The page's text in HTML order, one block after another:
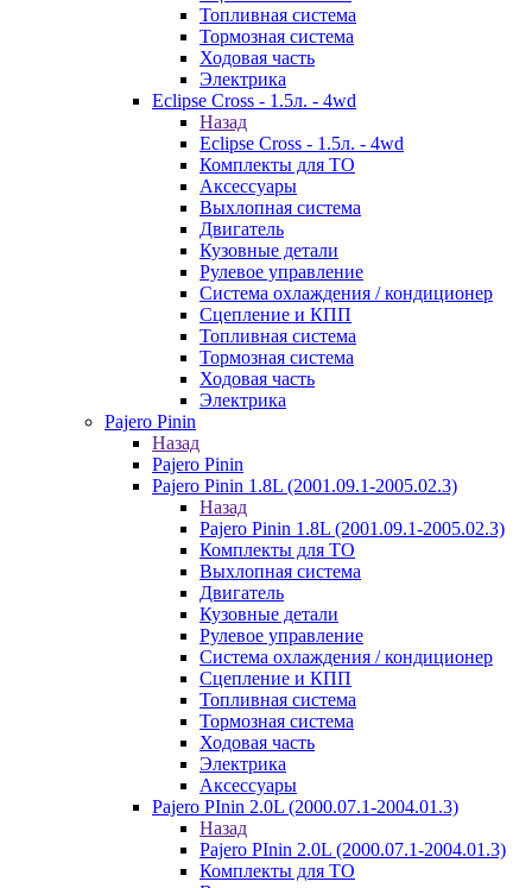
Топливная система
Тормозная система
Ходовая часть
Электрика
Eclipse Cross - 1.5л. - 4wd
Назад
Eclipse Cross - 1.5л. - 4wd
Комплекты для ТО
Аксессуары
Выхлопная система
Двигатель
Кузовные детали
Рулевое управление
Система охлаждения / кондиционер
Сцепление и КПП
Топливная система
Тормозная система
Ходовая часть
Электрика
Pajero Pinin
Назад
Pajero Pinin
Pajero Pinin 1.8L (2001.09.1-2005.02.3)
Назад
Pajero Pinin 1.8L (2001.09.1-2005.02.3)
Комплекты для ТО
Выхлопная система
Двигатель
Кузовные детали
Рулевое управление
Система охлаждения / кондиционер
Сцепление и КПП
Топливная система
Тормозная система
Ходовая часть
Электрика
Аксессуары
Pajero PInin 2.0L (2000.07.1-2004.01.3)
Назад
Pajero PInin 2.0L (2000.07.1-2004.01.3)
Комплекты для ТО